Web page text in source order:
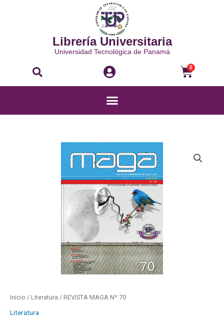
Librería Universitaria
Universidad Tecnológica de Panamá
Buscar 0
Menú
Inicio / Literatura / REVISTA MAGA Nº 70
Literatura